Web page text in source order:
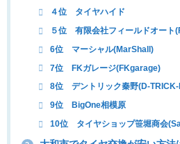
４位 タイヤハイド
５位 有限会社フィールドオート
6位 マーシャル(MarShall)
7位 FKガレージ(FKgarage)
8位 デントリック秦野(D-
9位 BigOne相模原
10位 タイヤショップ笹堀商会